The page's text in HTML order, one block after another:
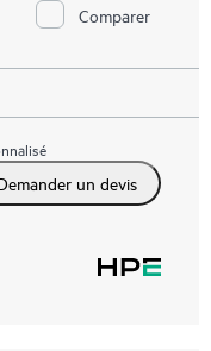
Comparer
un devis